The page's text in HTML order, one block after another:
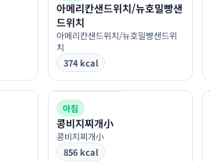
아메리칸샌드위치/뉴호밀빵샌
드위치
아메리칸샌드위치/뉴호밀빵샌드위
치
374 kcal
아침
콩비지찌개小
콩비지찌개小
856 kcal